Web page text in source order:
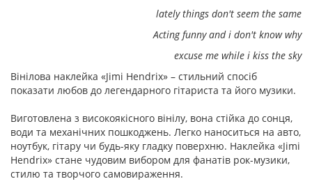
lately things don't seem the same
Acting funny and i don't know why
excuse me while i kiss the sky
Вінілова наклейка «Jimi Hendrix» – стильний спосіб
показати любов до легендарного гітариста та його музики.
Виготовлена з високоякісного вінілу, вона стійка до сонця,
води та механічних пошкоджень. Легко наноситься на авто,
ноутбук, гітару чи будь-яку гладку поверхню. Наклейка «Jimi
Hendrix» стане чудовим вибором для фанатів рок-музики,
стилю та творчого самовираження.